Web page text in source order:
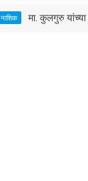
मा. कुलगुरु यांच्या हस्ते